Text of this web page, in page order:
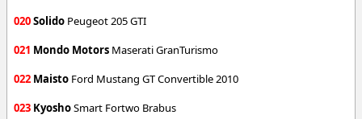
020Solido Peugeot 205 GTI
021 Mondo Motors Maserati GranTurismo
022 Maisto Ford Mustang GT Convertible 2010
023 KyoshoSmart Fortwo Brabus